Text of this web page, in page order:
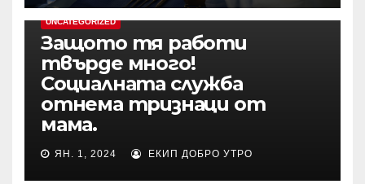
UNCATEGORIZED
Защото тя работи
твърде много!
Социалната служба
отнема тризнаци от
мама.
ЯН. 1, 2024 ЕКИП ДОБРО УТРО